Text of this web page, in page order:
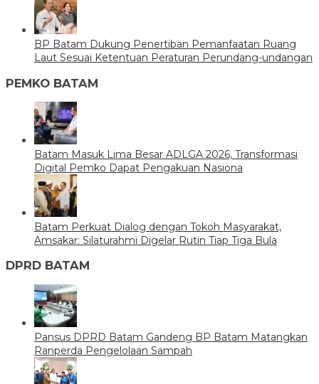
BP Batam Dukung Penertiban Pemanfaatan Ruang
Laut Sesuai Ketentuan Peraturan Perundang-undangan
PEMKO BATAM
Batam Masuk Lima Besar ADLGA 2026, Transformasi
Digital Pemko Dapat Pengakuan Nasiona
Batam Perkuat Dialog dengan Tokoh Masyarakat,
Amsakar: Silaturahmi Digelar Rutin Tiap Tiga Bula
DPRD BATAM
Pansus DPRD Batam Gandeng BP Batam Matangkan
Ranperda Pengelolaan Sampah